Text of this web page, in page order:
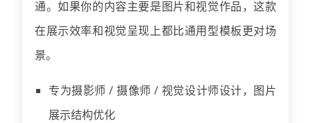
通。如果你的内容主要是图片和视觉作品，这款
在展示效率和视觉呈现上都比通用型模板更对场
景。
专为摄影师 / 摄像师 / 视觉设计师设计，图片
展示结构优化